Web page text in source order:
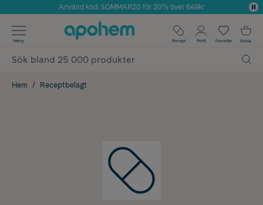
Årets Butik 2025 inom Skönhet
Använd kod: SOMMAR20 för 20% över 649kr
✓ Fri frakt
✓ Poäng på alla köp*
Meny Recept Profil Favoriter Kassa
Hem Receptbelagt